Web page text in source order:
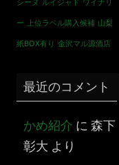
シーヌ ルイジャド ワイナリ
ー 上位ラベル購入候補 山梨
紙BOX有り 金沢マル源酒店
最近のコメント
かめ紹介 に 森下
彰大 より